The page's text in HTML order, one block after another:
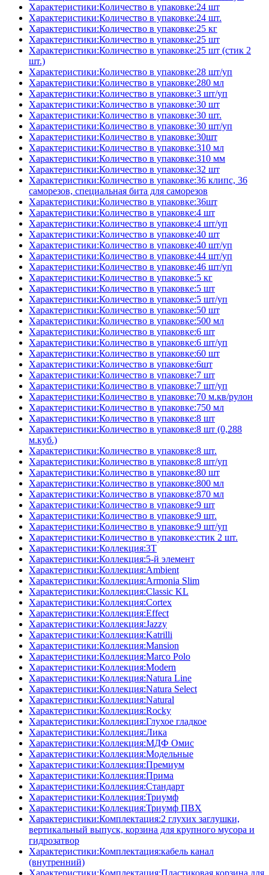
Характеристики:Количество в упаковке:24 шт
Характеристики:Количество в упаковке:24 шт.
Характеристики:Количество в упаковке:25 кг
Характеристики:Количество в упаковке:25 шт
Характеристики:Количество в упаковке:25 шт (стик 2
шт.)
Характеристики:Количество в упаковке:28 шт/уп
Характеристики:Количество в упаковке:280 мл
Характеристики:Количество в упаковке:3 шт/уп
Характеристики:Количество в упаковке:30 шт
Характеристики:Количество в упаковке:30 шт.
Характеристики:Количество в упаковке:30 шт/уп
Характеристики:Количество в упаковке:30шт
Характеристики:Количество в упаковке:310 мл
Характеристики:Количество в упаковке:310 мм
Характеристики:Количество в упаковке:32 шт
Характеристики:Количество в упаковке:36 клипс, 36
саморезов, специальная бита для саморезов
Характеристики:Количество в упаковке:36шт
Характеристики:Количество в упаковке:4 шт
Характеристики:Количество в упаковке:4 шт/уп
Характеристики:Количество в упаковке:40 шт
Характеристики:Количество в упаковке:40 шт/уп
Характеристики:Количество в упаковке:44 шт/уп
Характеристики:Количество в упаковке:46 шт/уп
Характеристики:Количество в упаковке:5 кг
Характеристики:Количество в упаковке:5 шт
Характеристики:Количество в упаковке:5 шт/уп
Характеристики:Количество в упаковке:50 шт
Характеристики:Количество в упаковке:500 мл
Характеристики:Количество в упаковке:6 шт
Характеристики:Количество в упаковке:6 шт/уп
Характеристики:Количество в упаковке:60 шт
Характеристики:Количество в упаковке:6шт
Характеристики:Количество в упаковке:7 шт
Характеристики:Количество в упаковке:7 шт/уп
Характеристики:Количество в упаковке:70 м.кв/рулон
Характеристики:Количество в упаковке:750 мл
Характеристики:Количество в упаковке:8 шт
Характеристики:Количество в упаковке:8 шт (0,288
м.куб.)
Характеристики:Количество в упаковке:8 шт.
Характеристики:Количество в упаковке:8 шт/уп
Характеристики:Количество в упаковке:80 шт
Характеристики:Количество в упаковке:800 мл
Характеристики:Количество в упаковке:870 мл
Характеристики:Количество в упаковке:9 шт
Характеристики:Количество в упаковке:9 шт.
Характеристики:Количество в упаковке:9 шт/уп
Характеристики:Количество в упаковке:стик 2 шт.
Характеристики:Коллекция:3T
Характеристики:Коллекция:5-й элемент
Характеристики:Коллекция:Ambient
Характеристики:Коллекция:Armonia Slim
Характеристики:Коллекция:Classic KL
Характеристики:Коллекция:Cortex
Характеристики:Коллекция:Effect
Характеристики:Коллекция:Jazzy
Характеристики:Коллекция:Katrilli
Характеристики:Коллекция:Mansion
Характеристики:Коллекция:Marco Polo
Характеристики:Коллекция:Modern
Характеристики:Коллекция:Natura Line
Характеристики:Коллекция:Natura Select
Характеристики:Коллекция:Natural
Характеристики:Коллекция:Rocky
Характеристики:Коллекция:Глухое гладкое
Характеристики:Коллекция:Лика
Характеристики:Коллекция:МДФ Омис
Характеристики:Коллекция:Модельные
Характеристики:Коллекция:Премиум
Характеристики:Коллекция:Прима
Характеристики:Коллекция:Стандарт
Характеристики:Коллекция:Триумф
Характеристики:Коллекция:Триумф ПВХ
Характеристики:Комплектация:2 глухих заглушки,
вертикальный выпуск, корзина для крупного мусора и
гидрозатвор
Характеристики:Комплектация:кабель канал
(внутренний)
Характеристики:Комплектация:Пластиковая корзина для